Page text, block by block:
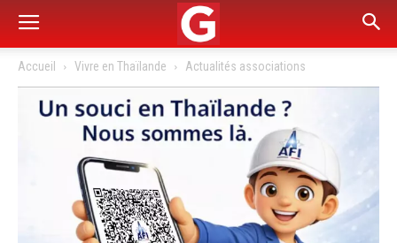
Accueil Vivre en Thaïlande Actualités associations